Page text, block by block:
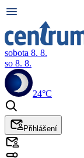
sobota 8. 8.
so 8. 8.
24°C
Přihlášení